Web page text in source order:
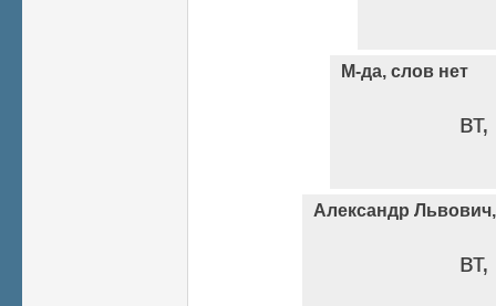
М-да, слов нет
Александр Львович,